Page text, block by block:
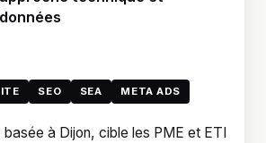
données
SEO SEA META ADS
à Dijon, cible les PME et ETI